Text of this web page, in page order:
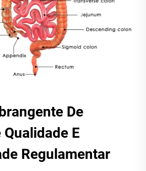
De
Qualidade E
Regulamentar